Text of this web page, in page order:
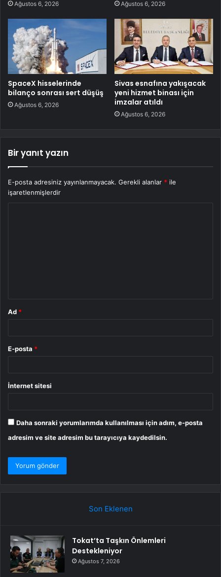
Ağustos 6, 2026 Ağustos 6, 2026
SpaceX hisselerinde
bilanço sonrası sert düşüş
Ağustos 6, 2026
Sivas esnafına yakışacak
yeni hizmet binası için
imzalar atıldı
Ağustos 6, 2026
Bir yanıt yazın
E-posta adresiniz yayınlanmayacak. Gerekli alanlar * ile
işaretlenmişlerdir
Ad *
E-posta *
İnternet sitesi
Daha sonraki yorumlarımda kullanılması için adım, e-posta
adresim ve site adresim bu tarayıcıya kaydedilsin.
Son Eklenen
Tokat’ta Taşkın Önlemleri
Destekleniyor
Ağustos 7, 2026